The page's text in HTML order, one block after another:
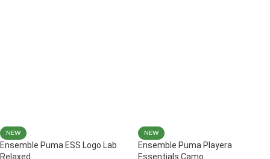
NEW
Ensemble Puma ESS Logo Lab
Relaxed
NEW
Ensemble Puma Playera
Essentials Camo